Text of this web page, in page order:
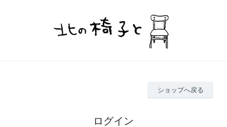
ショップへ戻る
ログイン